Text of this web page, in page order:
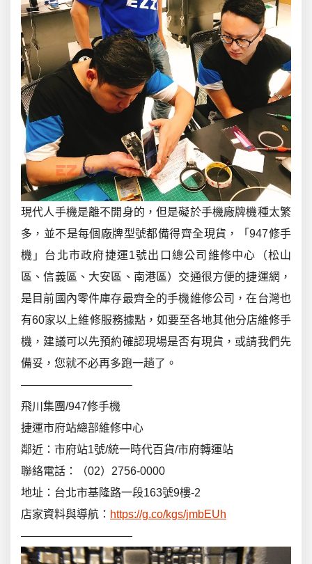
現代人手機是離不開身的，但是礙於手機廠牌機種太繁
多，並不是每個廠牌型號都備得齊全現貨，「947修手
機」台北市政府捷運1號出口總公司維修中心（松山
區、信義區、大安區、南港區）交通很方便的捷運網，
是目前國內零件庫存最齊全的手機維修公司，在台灣也
有60家以上維修服務據點，如要至各地其他分店維修手
機，建議可以先預約確認現場是否有現貨，或請我們先
備妥，您就不必再多跑一趟了。
——————————
飛川集團/947修手機
捷運市府站總部維修中心
鄰近：市府站1號/統一時代百貨/市府轉運站
聯絡電話：（02）2756-0000
地址：台北市基隆路一段163號9樓-2
店家資料與導航： https://g.co/kgs/jmbEUh
——————————